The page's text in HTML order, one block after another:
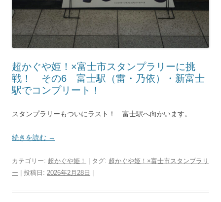
超かぐや姫！×富士市スタンプラリーに挑
戦！ その6 富士駅（雷・乃依）・新富士
駅でコンプリート！
スタンプラリーもついにラスト！ 富士駅へ向かいます。
続きを読む →
カテゴリー: 超かぐや姫！ | タグ: 超かぐや姫！×富士市スタンプラリ
ー | 投稿日: 2026年2月28日 |